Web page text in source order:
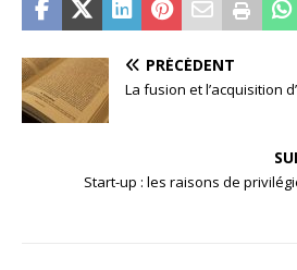
PRÉCÉDENT
La fusion et l’acquisition
Start-up : les raisons de